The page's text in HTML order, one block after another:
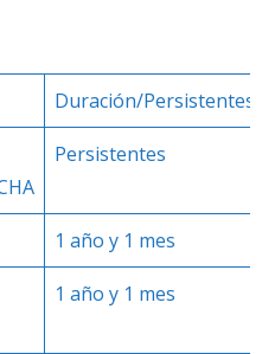
Duración/Persistentes
Persistentes
1 año y 1 mes
1 año y 1 mes